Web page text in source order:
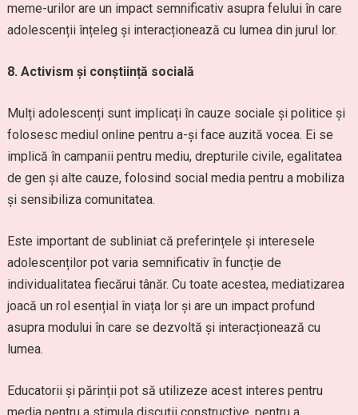
meme-urilor are un impact semnificativ asupra felului în care
adolescenții înțeleg și interacționează cu lumea din jurul lor.
8. Activism și conștiință socială
Mulți adolescenți sunt implicați în cauze sociale și politice și
folosesc mediul online pentru a-și face auzită vocea. Ei se
implică în campanii pentru mediu, drepturile civile, egalitatea
de gen și alte cauze, folosind social media pentru a mobiliza
și sensibiliza comunitatea.
Este important de subliniat că preferințele și interesele
adolescenților pot varia semnificativ în funcție de
individualitatea fiecărui tânăr. Cu toate acestea, mediatizarea
joacă un rol esențial în viața lor și are un impact profund
asupra modului în care se dezvoltă și interacționează cu
lumea.
Educatorii și părinții pot să utilizeze acest interes pentru